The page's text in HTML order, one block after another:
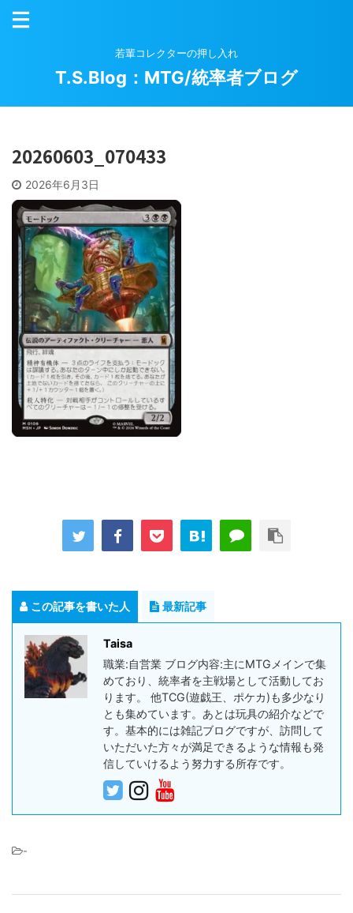
若輩コレクターの押し入れ
T.S.Blog：MTG/統率者ブログ
20260603_070433
2026年6月3日
この記事を書いた人 最新記事
Taisa
職業:自営業 ブログ内容:主にMTGメインで集
めており、統率者を主戦場として活動してお
ります。 他TCG(遊戯王、ポケカ)も多少なり
とも集めています。あとは玩具の紹介などで
す。基本的には雑記ブログですが、訪問して
いただいた方々が満足できるような情報も発
信していけるよう努力する所存です。
-